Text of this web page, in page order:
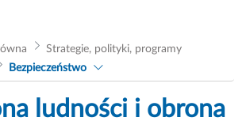
Strategie, polityki, programy
Bezpieczeństwo
ludności i obrona